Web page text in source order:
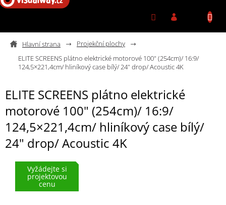
Přejít na obsah
Projekční plochy
ELITE SCREENS plátno elektrické motorové 100" (254cm)/ 16:9/
124,5×221,4cm/ hliníkový case bílý/ 24" drop/ Acoustic 4K
ELITE SCREENS plátno elektrické
motorové 100" (254cm)/ 16:9/
124,5×221,4cm/ hliníkový case bílý/
24" drop/ Acoustic 4K
Vyžádejte si
projektovou
cenu